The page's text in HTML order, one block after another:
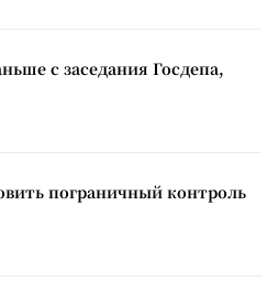
с заседания Госдепа,
пограничный контроль